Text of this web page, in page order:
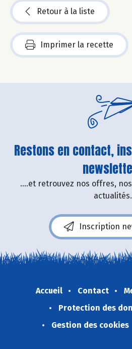
Retour à la liste
Imprimer la recette
Restons en contact,
....et retrouvez nos offres,
actualités.
Inscription
Accueil Contact
Protection des
Gestion des cookies